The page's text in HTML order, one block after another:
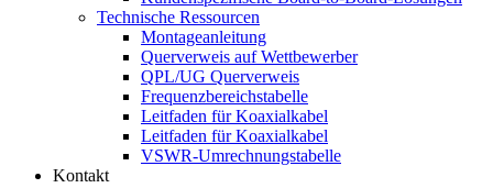
Technische Ressourcen
Montageanleitung
Querverweis auf Wettbewerber
QPL/UG Querverweis
Frequenzbereichstabelle
Leitfaden für Koaxialkabel
Leitfaden für Koaxialkabel
VSWR-Umrechnungstabelle
Kontakt